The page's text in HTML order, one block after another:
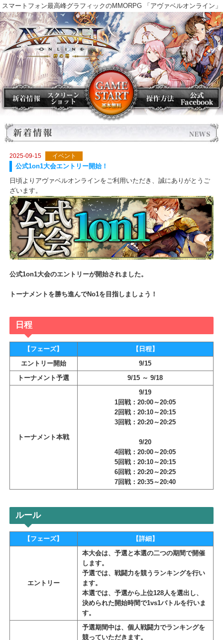
スマートフォン最高峰グラフィックのMMORPG 「アヴァベルオンラ
2025-09-15 イベント
公式1on1大会エントリー開始！
日頃よりアヴァベルオンラインをご利用いただき、誠にありがとう
ざいます。
公式1on1大会のエントリーが開始されました。
トーナメントを勝ち進んでNo1を目指しましょう！
日程
【フェーズ】
【日程】
9/15
9/15 ～ 9/18
9/19
2回戦：20:10～20:15
3回戦：20:20～20:25
9/20
4回戦：20:00～20:05
6回戦：20:20～20:25
【詳細】
本大会は、予選と本選の二つの期間で開催
します。
予選では、戦闘力を競うランキングを行い
ます。
本選では、予選から上位128人を選出し、